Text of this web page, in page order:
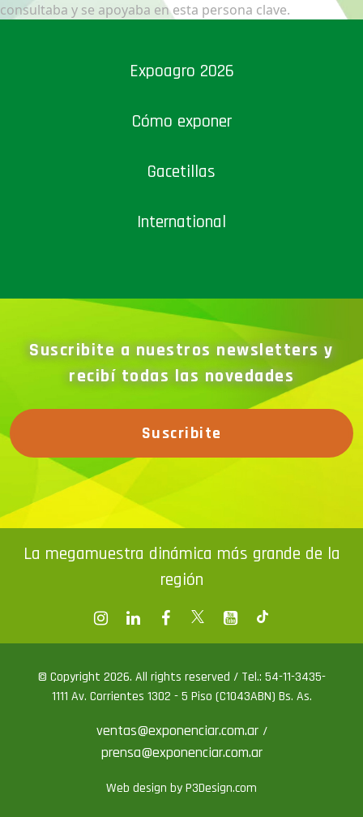
consultaba y se apoyaba en esta persona clave.
Expoagro 2026
Cómo exponer
Gacetillas
International
Suscribite a nuestros newsletters y
recibí todas las novedades
Suscribite
La megamuestra dinámica más grande de la
región
© Copyright 2026. All rights reserved / Tel.: 54-11-3435-
1111 Av. Corrientes 1302 - 5 Piso (C1043ABN) Bs. As.
ventas@exponenciar.com.ar /
prensa@exponenciar.com.ar
Web design by P3Design.com